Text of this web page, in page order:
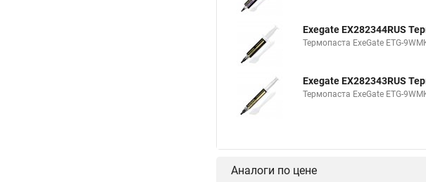
Exegate EX282344RUS
Термопаста ExeGate ETG-
Exegate EX282343RUS
Термопаста ExeGate ETG-
Аналоги по цене